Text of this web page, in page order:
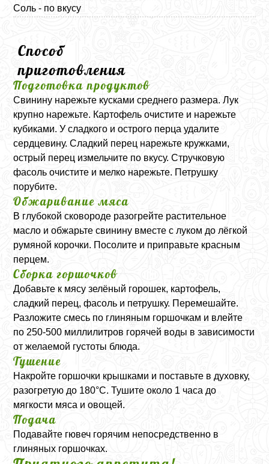
Соль - по вкусу
Способ
приготовления
Подготовка продуктов
Свинину нарежьте кусками среднего размера. Лук
крупно нарежьте. Картофель очистите и нарежьте
кубиками. У сладкого и острого перца удалите
сердцевину. Сладкий перец нарежьте кружками,
острый перец измельчите по вкусу. Стручковую
фасоль очистите и мелко нарежьте. Петрушку
порубите.
Обжаривание мяса
В глубокой сковороде разогрейте растительное
масло и обжарьте свинину вместе с луком до лёгкой
румяной корочки. Посолите и приправьте красным
перцем.
Сборка горшочков
Добавьте к мясу зелёный горошек, картофель,
сладкий перец, фасоль и петрушку. Перемешайте.
Разложите смесь по глиняным горшочкам и влейте
по 250-500 миллилитров горячей воды в зависимости
от желаемой густоты блюда.
Тушение
Накройте горшочки крышками и поставьте в духовку,
разогретую до 180°C. Тушите около 1 часа до
мягкости мяса и овощей.
Подача
Подавайте гювеч горячим непосредственно в
глиняных горшочках.